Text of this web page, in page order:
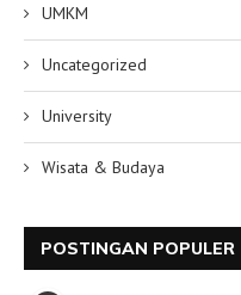
UMKM
Uncategorized
University
Wisata & Budaya
POSTINGAN POPULER